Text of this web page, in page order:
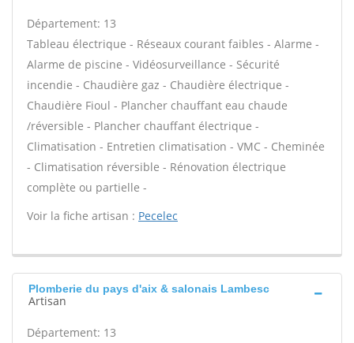
Département: 13
Tableau électrique - Réseaux courant faibles - Alarme -
Alarme de piscine - Vidéosurveillance - Sécurité
incendie - Chaudière gaz - Chaudière électrique -
Chaudière Fioul - Plancher chauffant eau chaude
/réversible - Plancher chauffant électrique -
Climatisation - Entretien climatisation - VMC - Cheminée
- Climatisation réversible - Rénovation électrique
complète ou partielle -
Voir la fiche artisan : Pecelec
Plomberie du pays d'aix & salonais Lambesc
Artisan
Département: 13